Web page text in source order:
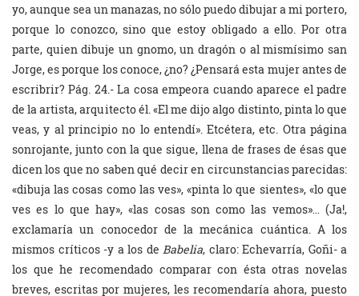
yo, aunque sea un manazas, no sólo puedo dibujar a mi portero,
porque lo conozco, sino que estoy obligado a ello. Por otra
parte, quien dibuje un gnomo, un dragón o al mismísimo san
Jorge, es porque los conoce, ¿no? ¿Pensará esta mujer antes de
escribrir? Pág. 24.- La cosa empeora cuando aparece el padre
de la artista, arquitecto él. «El me dijo algo distinto, pinta lo que
veas, y al principio no lo entendí». Etcétera, etc. Otra página
sonrojante, junto con la que sigue, llena de frases de ésas que
dicen los que no saben qué decir en circunstancias parecidas:
«dibuja las cosas como las ves», «pinta lo que sientes», «lo que
ves es lo que hay», «las cosas son como las vemos»… (Ja!,
exclamaría un conocedor de la mecánica cuántica. A los
mismos críticos -y a los de Babelia, claro: Echevarría, Goñi- a
los que he recomendado comparar con ésta otras novelas
breves, escritas por mujeres, les recomendaría ahora, puesto